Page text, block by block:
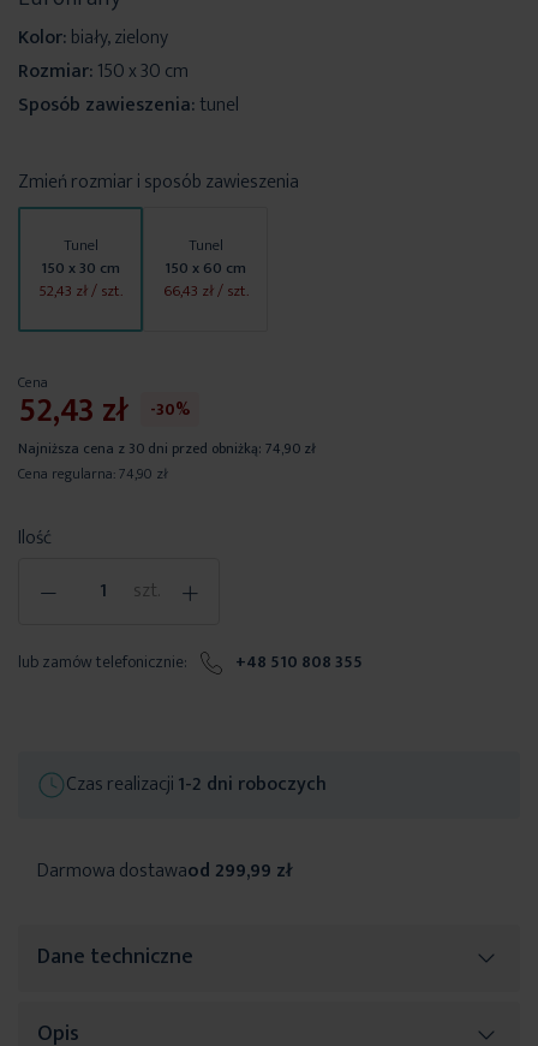
Kolor:biały, zielony
Rozmiar:150 x 30 cm
Sposób zawieszenia:tunel
Zmień rozmiar i sposób zawieszenia
Tunel
150 x 30 cm
52,43 zł/ szt.
Tunel
150 x 60 cm
66,43 zł/ szt.
Ilość
- szt. +
Cena
52,43 zł -30%
Najniższa cena z 30 dni przed obniżką: 74,90 zł
Cena regularna:74,90 zł
lub zamów telefonicznie: +48 510 808 355
Czas realizacji1-2 dni roboczych
Darmowa dostawaod 299,99 zł
Dane techniczne
Więcej
Opis